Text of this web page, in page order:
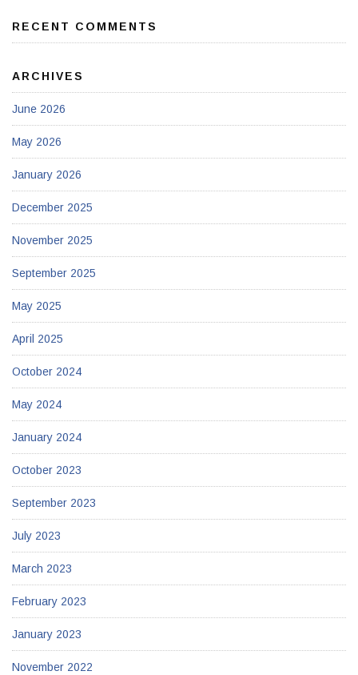
RECENT COMMENTS
ARCHIVES
June 2026
May 2026
January 2026
December 2025
November 2025
September 2025
May 2025
April 2025
October 2024
May 2024
January 2024
October 2023
September 2023
July 2023
March 2023
February 2023
January 2023
November 2022